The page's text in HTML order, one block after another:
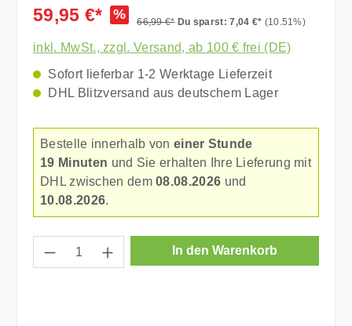
59,95 €* % 66,99 €* Du sparst: 7,04 €* (10.51%)
inkl. MwSt., zzgl. Versand, ab 100 € frei (DE)
Sofort lieferbar 1-2 Werktage Lieferzeit
DHL Blitzversand aus deutschem Lager
Bestelle innerhalb von einer Stunde
19 Minuten und Sie erhalten Ihre Lieferung mit
DHL zwischen dem08.08.2026 und
10.08.2026.
Produkt Anzahl: Gib den gewünschten
In den Warenkorb